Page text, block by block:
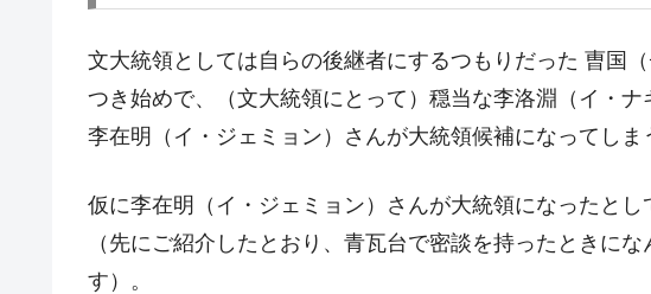
『Money1』 韓国で猛暑。南東部では干ばつ
『Money1』 韓国型イージス搭載の次世代駆逐艦「KDDX」1番艦
『Money1』
韓国政府『BYD』車への補助金を全廃 ⇒ 実は韓国で
1.9倍！
『Money1』
文大統領としては自らの後継者にするつもりだった 曺国
つき始めで、（文大統領にとって）穏当な李洛淵（イ・
李在明（イ・ジェミョン）さんが大統領候補になってしま
仮に李在明（イ・ジェミョン）さんが大統領になったと
（先にご紹介したとおり、青瓦台で密談を持ったときに
す）。